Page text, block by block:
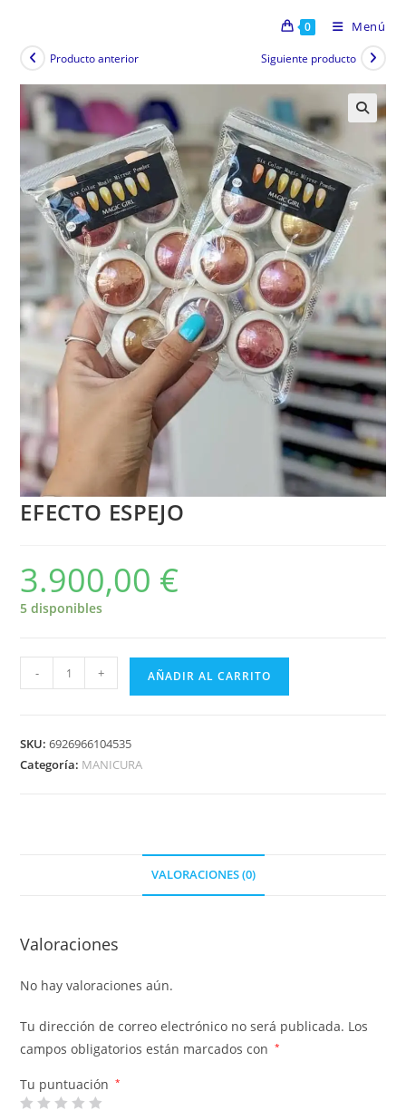
0 Menú
Producto anterior Siguiente producto
EFECTO ESPEJO
3.900,00 €
5 disponibles
- + AÑADIR AL CARRITO
SKU:6926966104535
Categoría: MANICURA
VALORACIONES (0)
Valoraciones
No hay valoraciones aún.
Tu dirección de correo electrónico no será publicada. Los
campos obligatorios están marcados con
*
Tu puntuación *